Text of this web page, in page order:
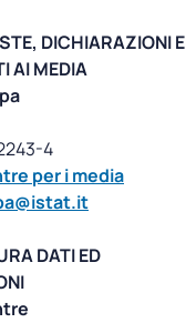
DICHIARAZIONI E
AI MEDIA
per i media
DATI ED